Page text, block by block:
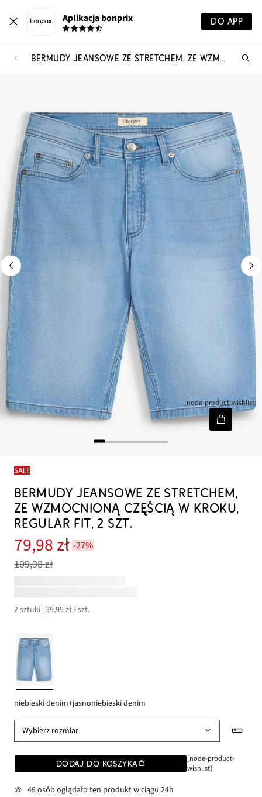
Aplikacja bonprix DO APP
BERMUDY JEANSOWE ZE STRETCHEM, ZE WZMOCNIONĄ CZĘŚCIĄ W KROKU, REGULAR FIT, 2 SZT.
[node-product-wishlist]
SALE
BERMUDY JEANSOWE ZE STRETCHEM,
ZE WZMOCNIONĄ CZĘŚCIĄ W KROKU,
REGULAR FIT, 2 SZT.
79,98 zł -27%
109,98 zł
2 sztuki | 39,99 zł / szt.
niebieski denim+jasnoniebieski denim
Wybierz rozmiar
DODAJ DO KOSZYKA
[node-product-
wishlist]
49 osób oglądało ten produkt w ciągu 24h